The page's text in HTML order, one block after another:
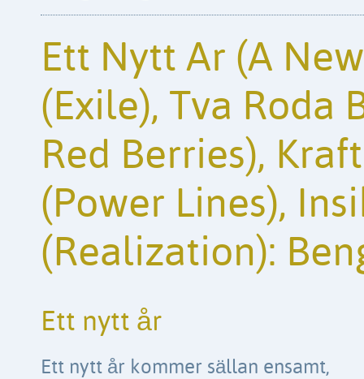
Ett Nytt Ar (A
(Exile), Tva Roda
Red Berries),
(Power Lines),
(Realization):
Ett nytt år
Ett nytt år kommer sällan ensamt,